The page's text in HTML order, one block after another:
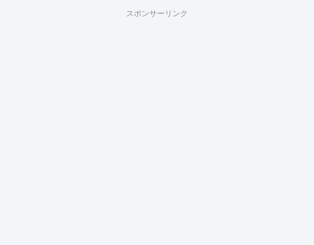
スポンサーリンク